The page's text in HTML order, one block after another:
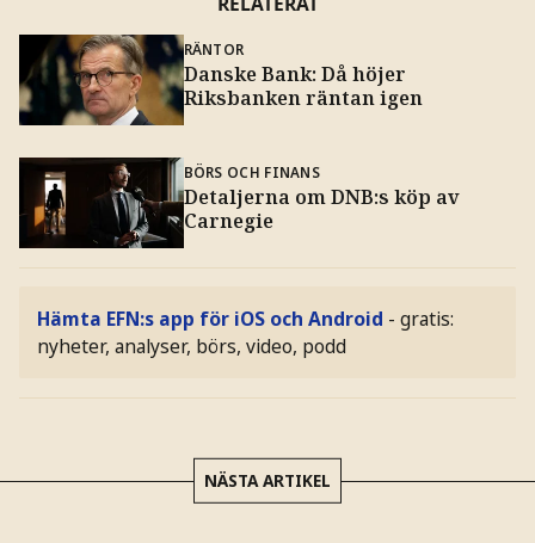
RÄNTOR
Danske Bank: Då höjer
Riksbanken räntan igen
BÖRS OCH FINANS
Detaljerna om DNB:s köp av
Carnegie
Hämta EFN:s app för iOS och Android - gratis:
nyheter, analyser, börs, video, podd
NÄSTA ARTIKEL